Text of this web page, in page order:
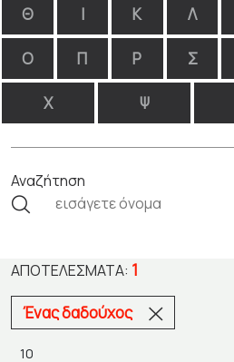
Θ Ι Κ Λ
Ο Π Ρ Σ
Χ Ψ
Αναζήτηση
ΑΠΟΤΕΛΈΣΜΑΤΑ: 1
Ένας δαδούχος